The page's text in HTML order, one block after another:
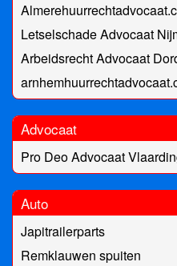
Letselschade Advocaat
Arbeidsrecht Advocaat
Advocaat
Pro Deo Advocaat
Auto
Japitrailerparts
Remklauwen spuiten